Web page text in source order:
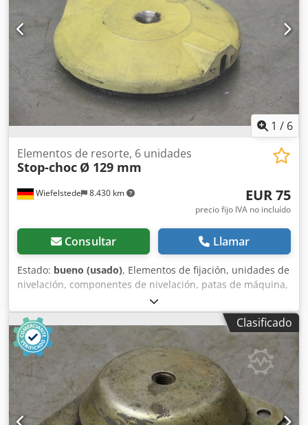
1 / 6
Wiefelstede 8.430 km
Elementos de resorte, 6 unidades
Stop-choc Ø 129 mm
EUR 75
precio fijo IVA no incluído
Consultar Llamar
Estado: bueno (usado), Elementos de fijación, unidades de
nivelación, componentes de nivelación, patas de máquina,
bases de máquina, zapatas de nivelación, amortiguadores
de vibraciones, elementos de suspensión. -Fabricante:
Stop Choc, 6 amortiguadores de vibraciones para
máquinas herramienta e instalaciones. -Tipo: Ø 129 mm -
Altura: 27 mm -Precio/Venta: juego completo -Peso total: 9
kg Dedpegul Smofx Adqskr
Clasificado